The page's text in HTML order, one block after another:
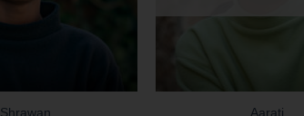
Shrawan Aarati